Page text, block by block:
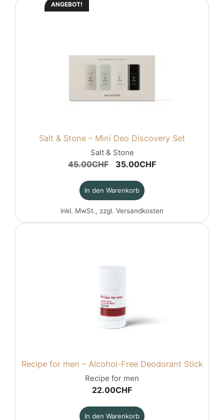
ANGEBOT!
Salt & Stone – Mini Deo Discovery Set
Salt & Stone
45.00CHF
Ursprünglicher
war:
45.00CHF
35.00CHFAktueller
In den Warenkorb
inkl. MwSt., zzgl. Versandkosten
Recipe for men – Alcohol-Free Deodorant Stick
Recipe for men
22.00CHF
In den Warenkorb